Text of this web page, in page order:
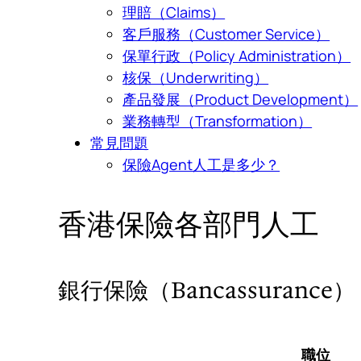
理賠（Claims）
客戶服務（Customer Service）
保單行政（Policy Administration）
核保（Underwriting）
產品發展（Product Development）
業務轉型（Transformation）
常見問題
保險Agent人工是多少？
香港保險各部門人工
銀行保險（Bancassurance）
職位